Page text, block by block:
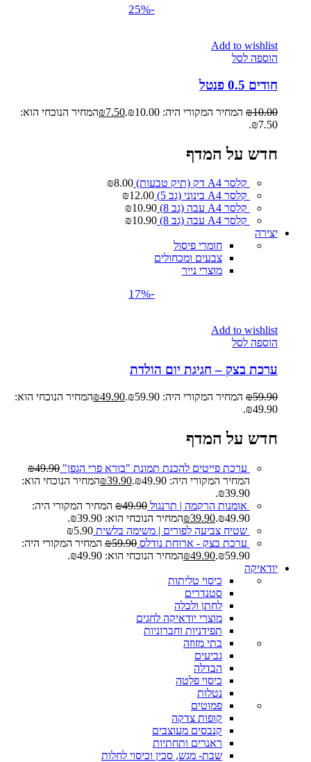
-25%
Add to wishlist
הוספה לסל
חודים 0.5 פנטל
₪10.00 המחיר המקורי היה: ₪10.00. ₪7.50
המחיר הנוכחי הוא:
₪7.50.
חדש על המדף
קלסר A4 דק (תיק טבעות) ₪8.00
קלסר A4 בינוני (גב 5)
₪12.00
קלסר A4 עבה (גב 8)
₪10.90
קלסר A4 עבה (גב 8)
₪10.90
יצירה
חומרי פיסול
צבעים ומכחולים
מוצרי נייר
-17%
Add to wishlist
הוספה לסל
ערכת בצק – חגיגת יום הולדת
₪59.90 המחיר המקורי היה: ₪59.90. ₪49.90
המחיר הנוכחי הוא:
₪49.90.
חדש על המדף
ערכת פייטים להכנת תמונת "בורא פרי הגפן" ₪49.90
המחיר המקורי היה: ₪49.90.
₪39.90
המחיר הנוכחי הוא:
₪39.90.
אומנות הרקמה | תרנגול
₪49.90
המחיר המקורי היה:
₪49.90.
₪39.90
המחיר הנוכחי הוא: ₪39.90.
שטיח צביעה לפורים | משימה בלשית
₪5.90
ערכת בצק - ארוחת נודלס
₪59.90
המחיר המקורי היה:
₪59.90.
₪49.90
המחיר הנוכחי הוא: ₪49.90.
יודאיקה
כיסוי טליתות
סטנדרים
לחתן ולכלה
מוצרי יודאיקה לחגים
תפידניות וחברוניות
בתי מזוזה
גביעים
הבדלה
כיסוי פלטה
נטלות
פמוטים
קופות צדקה
קנבסים מעוצבים
ראנרים ותחתיות
שבת- מגש, סכין וכיסוי לחלות